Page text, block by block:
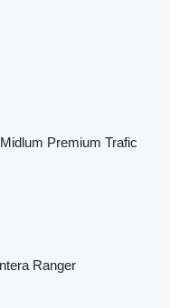
Midlum Premium Trafic
Ranger